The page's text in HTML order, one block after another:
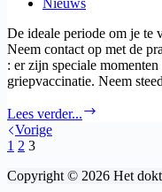
Nieuws
De ideale periode om je te
Neem contact op met de
: er zijn speciale
griepvaccinatie. Neem
Lees verder...
Vorige
1 2 3
Copyright © 2026 Het